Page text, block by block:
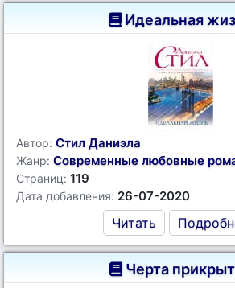
Идеальная
Автор: Стил Даниэла
Жанр: Современные любовные
Страниц: 119
Дата добавления: 26-07-2020
Читать
Черта